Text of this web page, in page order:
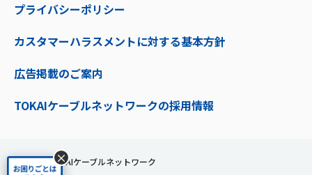
プライバシーポリシー
カスタマーハラスメントに対する基本方針
広告掲載のご案内
TOKAIケーブルネットワークの採用情報
株式会社TOKAIケーブルネットワーク
×